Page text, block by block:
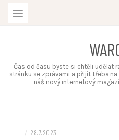
Čas od času byste si chtěli udělat
stránku se zprávami a přijít třeba na
náš nový internetový
/ 28.7.2023